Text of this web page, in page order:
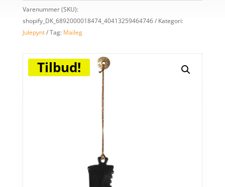
Varenummer (SKU):
shopify_DK_6892000018474_40413259464746
Kategori:
Julepynt
Tag: Maileg
Tilbud!